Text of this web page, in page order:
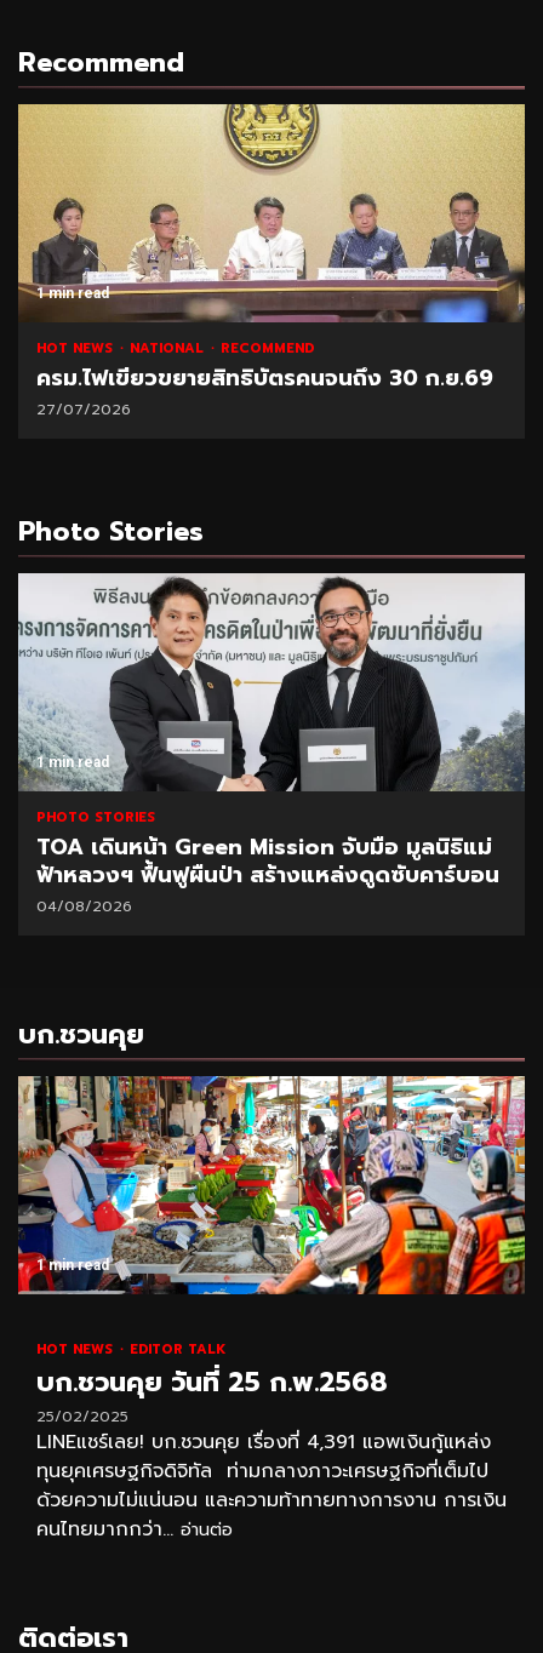
Recommend
1 min read
HOT NEWS NATIONAL RECOMMEND
ครม.ไฟเขียวขยายสิทธิบัตรคนจนถึง 30 ก.ย.69
27/07/2026
Photo Stories
1 min read
PHOTO STORIES
TOA เดินหน้า Green Mission จับมือ มูลนิธิแม่
ฟ้าหลวงฯ ฟื้นฟูผืนป่า สร้างแหล่งดูดซับคาร์บอน
04/08/2026
บก.ชวนคุย
1 min read
HOT NEWS EDITOR TALK
บก.ชวนคุย วันที่ 25 ก.พ.2568
25/02/2025
LINEแชร์เลย! บก.ชวนคุย เรื่องที่ 4,391 แอพเงินกู้แหล่ง
ทุนยุคเศรษฐกิจดิจิทัล ท่ามกลางภาวะเศรษฐกิจที่เต็มไป
ด้วยความไม่แน่นอน และความท้าทายทางการงาน การเงิน
คนไทยมากกว่า... อ่านต่อ
ติดต่อเรา